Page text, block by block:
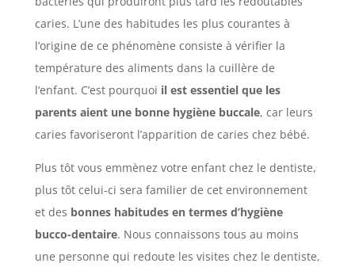
caries. L’une des habitudes les plus courantes à
l’origine de ce phénomène consiste à vérifier la
température des aliments dans la cuillère de
l’enfant. C’est pourquoi il est essentiel que les
parents aient une bonne hygiène buccale, car leurs
caries favoriseront l’apparition de caries chez bébé.
Plus tôt vous emmènez votre enfant chez le dentiste,
plus tôt celui-ci sera familier de cet environnement
et des bonnes habitudes en termes d’hygiène
bucco-dentaire. Nous connaissons tous au moins
une personne qui redoute les visites chez le dentiste,